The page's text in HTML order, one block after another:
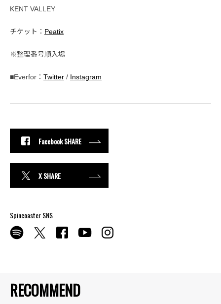
RECOMMEND
KENT VALLEY
チケット： Peatix
※整理番号順入場
■Everfor： Twitter / Instagram
Facebook SHARE
X SHARE
Spincoaster SNS